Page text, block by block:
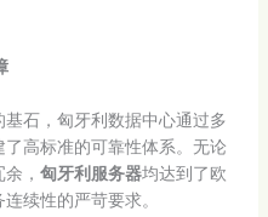
石，匈牙利数据中心通过多
高标准的可靠性体系。无论
， 匈牙利服务器均达到了欧
续性的严苛要求。